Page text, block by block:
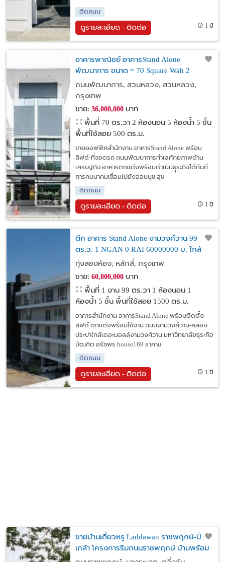
ติดถนน
ดูรายละเอียด - ติดต่อ 1 ปี
อาคารพาณิชย์ อาคารStand Alone
พัฒนาการ ขนาด = 70 Square Wah 2
Bedroom 36000000 บาท ราคาพิเศษ!
ถนนพัฒนาการ, สวนหลวง, สวนหลวง,
กรุงเทพ
ขาย: 36,000,000บาท
พื้นที่ 70 ตร.วา 2 ห้องนอน 5 ห้องน้ำ 5 ชั้น
พื้นที่ใช้สอย 500 ตร.ม.
ขายออฟฟิศสำนักงาน อาคารStand Alone พร้อม
ลิฟต์-ที่จอดรถ ถนนพัฒนาการทำเลศักยภาพด้าน
เศรษฐกิจ อาคารตกแต่งพร้อมดำเนินธุุระกิจได้ทันที
การคมนาคมเชื่อมไปยังอ่อนนุช สุข
ติดถนน
ดูรายละเอียด - ติดต่อ 1 ปี
ตึก อาคาร Stand Alone งามวงศ์วาน 99
ตร.ว. 1 NGAN 0 RAI 60000000 บ. ใกล้
เดอะมอลล์งามวงศ์วาน ลดจัดหนัก!!
ทุ่งสองห้อง, หลักสี่, กรุงเทพ
ขาย: 60,000,000บาท
พื้นที่ 1 งาน 99 ตร.วา 1 ห้องนอน 1
ห้องน้ำ 5 ชั้น พื้นที่ใช้สอย 1500 ตร.ม.
อาคารสำนักงาน อาคารStand Alone พร้อมติดตั้ง
ลิฟต์ ตกแต่งพร้อมใช้งาน ถนนงามวงศ์วาน-คลอง
ประปาใกล้เดอะมอลล์งามวงศ์วาน มหาวิทยาลัยธุระกิจ
บัฒฑิต อรัชพร house169 ราคาข
ติดถนน
ดูรายละเอียด - ติดต่อ 1 ปี
ขายบ้านเดี่ยวหรู Laddawan ราชพฤกษ์-ปิ่น
เกล้า โครงการริมถนนราชพฤกษ์ บ้านพร้อม
เฟอร์นิเจอร์ พร้อมพักอาศัย ทำเลศักยภาพ